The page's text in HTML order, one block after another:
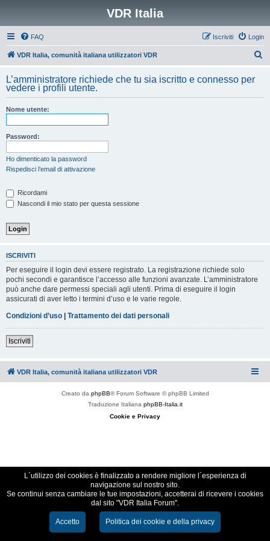
VDR Italia
FAQ Login
Iscriviti
VDR Italia, comunità italiana utilizzatori VDR
c
L’amministratore richiede che tu sia iscritto e connesso per
vedere i profili utente.
Nome utente:
Password:
Ho dimenticato la password
Rispedisci l’email di attivazione
Ricordami
Nascondi il mio stato per questa sessione
ISCRIVITI
Per eseguire il login devi essere registrato. La registrazione richiede solo
pochi secondi e garantisce l’accesso alle funzioni avanzate. L’amministratore
può anche dare permessi speciali agli utenti. Prima di eseguire il login
assicurati di aver letto i termini d’uso e le varie regole.
Condizioni d’uso | Trattamento dei dati personali
Iscriviti
VDR Italia, comunità italiana utilizzatori VDR
Creato da phpBB® Forum Software © phpBB Limited
Traduzione Italiana phpBB-Italia.it
Cookie e Privacy
L´utilizzo dei cookies è finalizzato a rendere migliore l´esperienza di
navigazione sul nostro sito.
Se continui senza cambiare le tue impostazioni, accetterai di ricevere i cookies
dal sito "VDR Italia Forum".
Accetto Politica dei cookie e della privacy